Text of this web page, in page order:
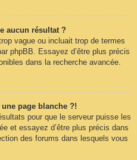
aucun résultat ?
vague ou incluait trop de termes
phpBB. Essayez d’être plus précis
dans la recherche avancée.
page blanche ?!
pour que le serveur puisse les
et essayez d’être plus précis dans
des forums dans lesquels vous